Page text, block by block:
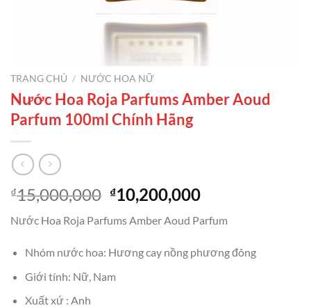
TRANG CHỦ / NƯỚC HOA NỮ
Nước Hoa Roja Parfums Amber Aoud
Parfum 100ml Chính Hãng
₫15,000,000 Giá
là:
₫15,000,000.
₫10,200,000Giá
tại
₫10,200,000.
Nước Hoa Roja Parfums Amber Aoud Parfum
Nhóm nước hoa: Hương cay nồng phương đông
Giới tính: Nữ, Nam
Xuất xứ : Anh